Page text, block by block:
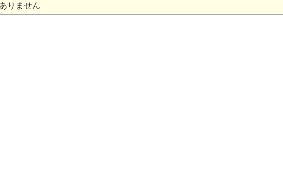
りません